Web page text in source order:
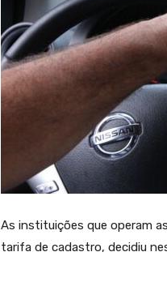
As instituições que operam
tarifa de cadastro, decidiu